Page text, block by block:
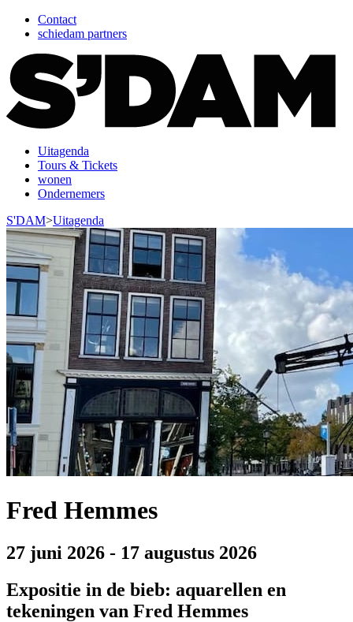
Contact
schiedam partners
Uitagenda
Tours & Tickets
wonen
Ondernemers
S'DAM>Uitagenda
Fred Hemmes
27 juni 2026 - 17 augustus 2026
Expositie in de bieb: aquarellen en
tekeningen van Fred Hemmes